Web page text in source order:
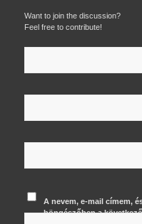
Want to join the discussion?
Feel free to contribute!
A nevem, e-mail címem,
böngészőben a